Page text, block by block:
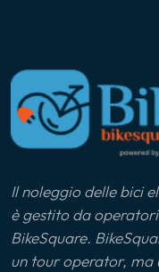
Il noleggio delle bici
è gestito da
BikeSquare.
un tour operator, ma